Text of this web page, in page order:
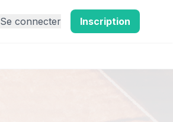
Se connecter Inscription